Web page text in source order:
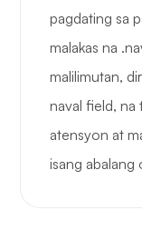
pagdating sa
malakas na
malilimutan,
naval field, na
atensyon at
isang abalang